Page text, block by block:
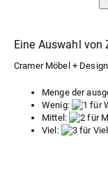
Eine Auswahl von
Cramer Möbel +
Menge der
Wenig:
Mittel:
Viel: